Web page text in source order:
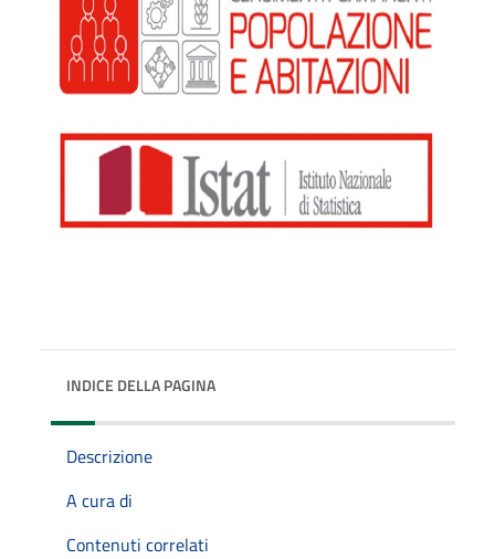
INDICE DELLA PAGINA
Descrizione
A cura di
Contenuti correlati